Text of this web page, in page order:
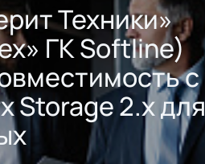
Техники»
ГК Softline)
с
Storage 2.x для